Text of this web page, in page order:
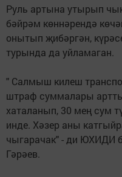
Руль артына утырып
бәйрәм көннәрендә
онытып җибәргән,
турында да уйламаган.
" Салмыш килеш
штраф суммалары
хаталанып, 30 мең сум
инде. Хәзер аны
чыгарачак" - ди ЮХИДИ
Гәрәев.